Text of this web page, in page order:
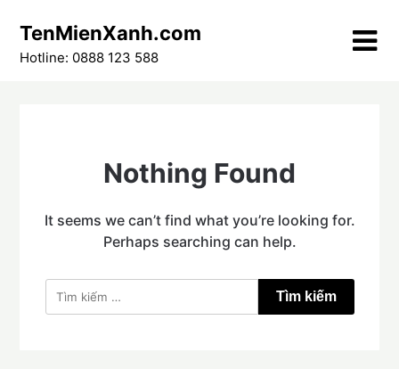
content
TenMienXanh.com
Hotline: 0888 123 588
Nothing Found
It seems we can’t find what you’re looking for.
Perhaps searching can help.
Tìm
kiếm